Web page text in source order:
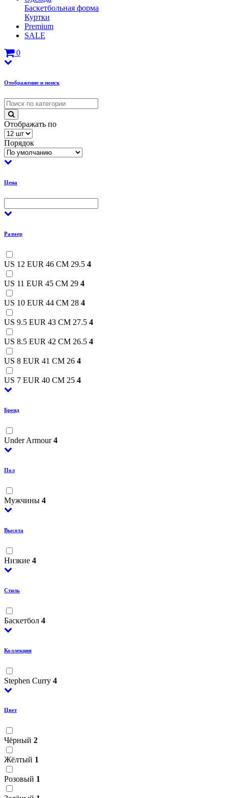
Баскетбольная форма
Куртки
Premium
SALE
0
Отображение и поиск
Отображать по
Порядок
Цена
Размер
US 12 EUR 46 CM 29.5 4
US 11 EUR 45 CM 29 4
US 10 EUR 44 CM 28 4
US 9.5 EUR 43 CM 27.5 4
US 8.5 EUR 42 CM 26.5 4
US 8 EUR 41 CM 26 4
US 7 EUR 40 CM 25 4
Бренд
Under Armour4
Пол
Мужчины 4
Высота
Низкие 4
Стиль
Баскетбол 4
Коллекция
Stephen Curry 4
Цвет
Чёрный 2
Жёлтый 1
Розовый 1